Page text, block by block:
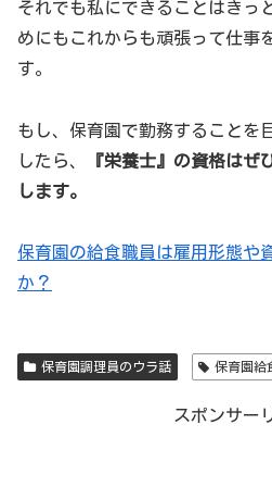
それでも私にできることはきっ
めにもこれからも頑張って仕事
す。
もし、保育園で勤務することを
したら、
『栄養士』の資格はぜ
します。
保育園の給食職員は雇用形態や
か？
保育園調理員のウラ話 保育園給
スポンサー